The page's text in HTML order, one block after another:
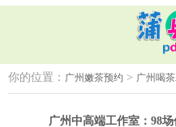
你的位置： 广州嫩茶预约 > 广州喝
广州中高端工作室：98